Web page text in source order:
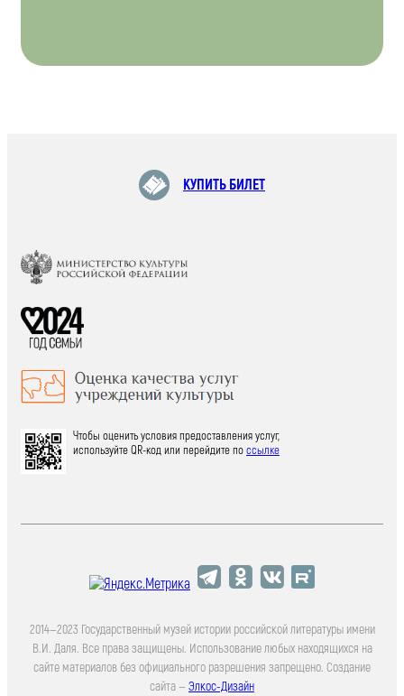
КУПИТЬ БИЛЕТ
Чтобы оценить условия предоставления услуг,
используйте QR-код или перейдите поссылке
2014—2023 Государственный музей истории российской литературы имени
В.И. Даля. Все права защищены. Использование любых находящихся на
сайте материалов без официального разрешения запрещено. Создание
сайта — Элкос-Дизайн